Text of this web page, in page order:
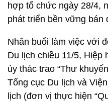
hợp tổ chức ngày 28/4,
phát triển bền vững bán
Nhân buổi làm việc với
Du lịch chiều 11/5,
ủy thác trao “Thư
Tổng cục Du lịch và
lịch (đơn vị thực hiện